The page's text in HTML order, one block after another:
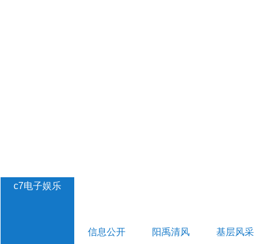
c7电子娱乐
信息公开 阳禹清风 基层风采